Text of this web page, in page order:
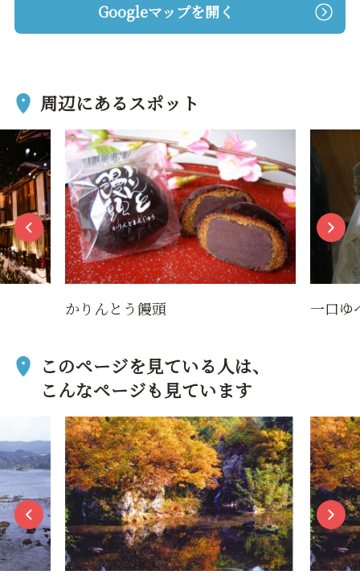
Googleマップを開く
周辺にあるスポット
かりんとう饅頭 一口ゆ
このページを見ている人は、
こんなページも見ています